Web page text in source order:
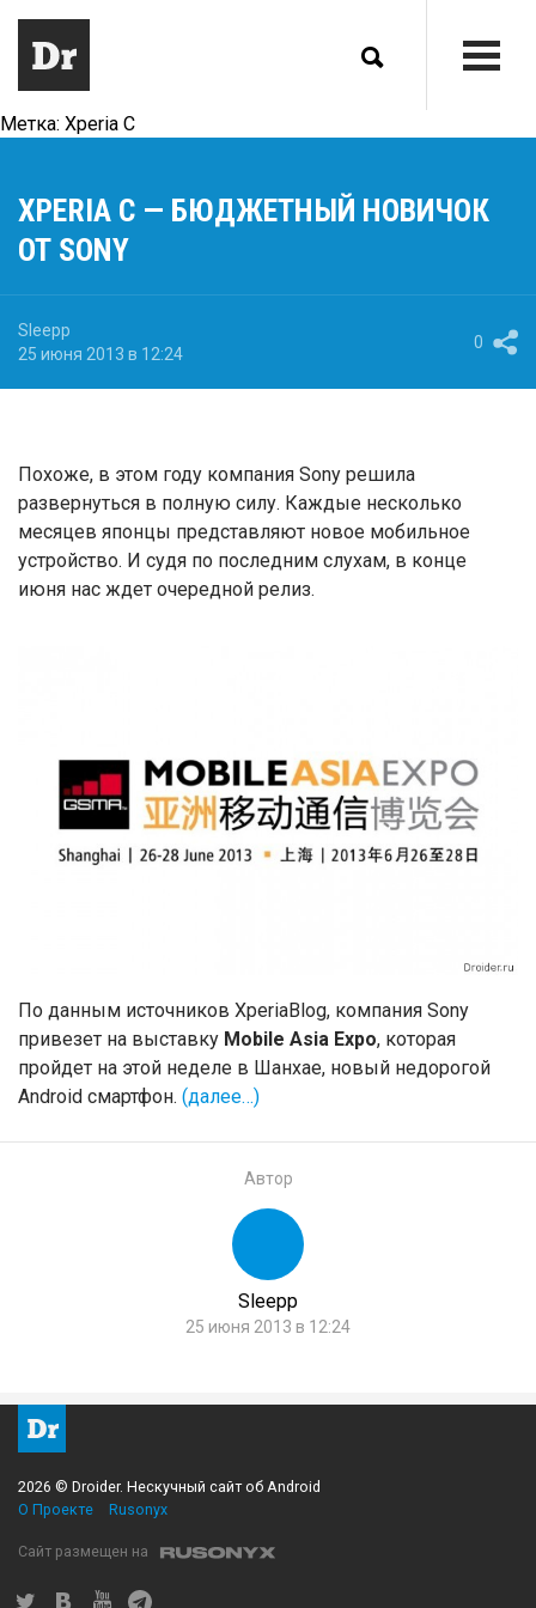
Метка: Xperia C
XPERIA C — БЮДЖЕТНЫЙ НОВИЧОК
ОТ SONY
Sleepp
25 июня 2013 в 12:24
0
Похоже, в этом году компания Sony решила
развернуться в полную силу. Каждые несколько
месяцев японцы представляют новое мобильное
устройство. И судя по последним слухам, в конце
июня нас ждет очередной релиз.
По данным источников XperiaBlog, компания Sony
привезет на выставку Mobile Asia Expo, которая
пройдет на этой неделе в Шанхае, новый недорогой
Android смартфон. (далее…)
Автор
Sleepp
25 июня 2013 в 12:24
2026 © Droider. Нескучный сайт об Android
О Проекте
Rusonyx
Сайт размещен на